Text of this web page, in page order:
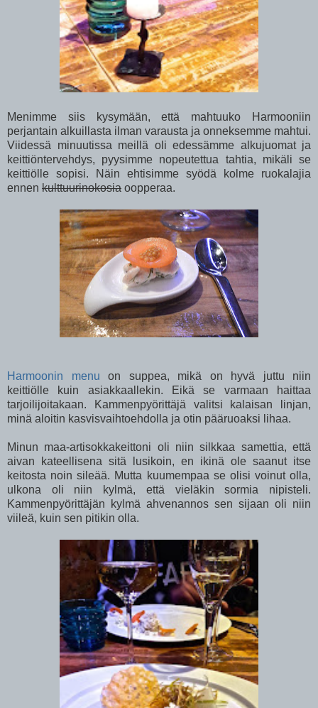
Menimme siis kysymään, että mahtuuko Harmooniin
perjantain alkuillasta ilman varausta ja onneksemme mahtui.
Viidessä minuutissa meillä oli edessämme alkujuomat ja
keittiöntervehdys, pyysimme nopeutettua tahtia, mikäli se
keittiölle sopisi. Näin ehtisimme syödä kolme ruokalajia
ennen kulttuurinokosia oopperaa.
Harmoonin menu on suppea, mikä on hyvä juttu niin
keittiölle kuin asiakkaallekin. Eikä se varmaan haittaa
tarjoilijoitakaan. Kammenpyörittäjä valitsi kalaisan linjan,
minä aloitin kasvisvaihtoehdolla ja otin pääruoaksi lihaa.
Minun maa-artisokkakeittoni oli niin silkkaa samettia, että
aivan kateellisena sitä lusikoin, en ikinä ole saanut itse
keitosta noin sileää. Mutta kuumempaa se olisi voinut olla,
ulkona oli niin kylmä, että vieläkin sormia nipisteli.
Kammenpyörittäjän kylmä ahvenannos sen sijaan oli niin
viileä, kuin sen pitikin olla.